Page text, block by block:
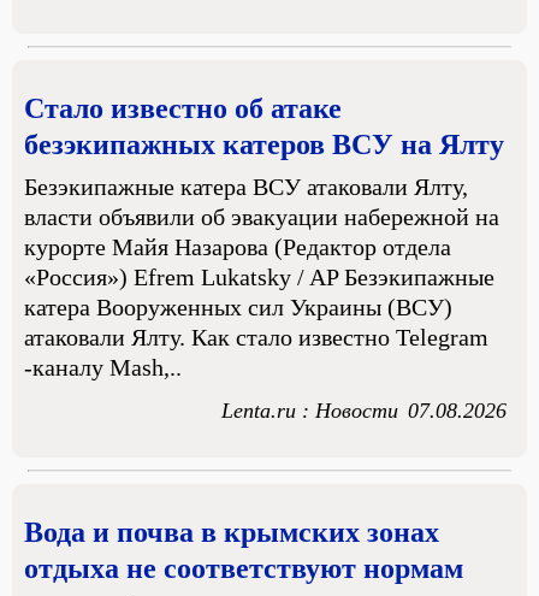
Стало известно об атаке
безэкипажных катеров ВСУ на Ялту
Безэкипажные катера ВСУ атаковали Ялту,
власти объявили об эвакуации набережной на
курорте Майя Назарова (Редактор отдела
«Россия») Efrem Lukatsky / AP Безэкипажные
катера Вооруженных сил Украины (ВСУ)
атаковали Ялту. Как стало известно Telegram
-каналу Mash,..
Lenta.ru : Новости 07.08.2026
Вода и почва в крымских зонах
отдыха не соответствуют нормам